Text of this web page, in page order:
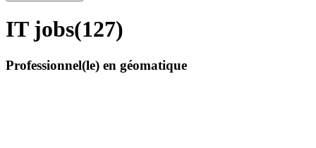
IT jobs(127)
Professionnel(le) en géomatique